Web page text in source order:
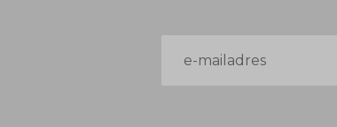
mailadres